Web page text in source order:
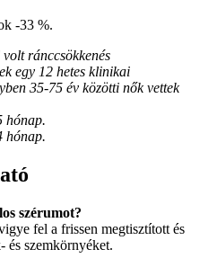
-33 %.
ránccsökkenés
egy 12 hetes klinikai
35-75 év közötti nők vettek
hónap.
hónap.
szérumot?
fel a frissen megtisztított és
és szemkörnyéket.